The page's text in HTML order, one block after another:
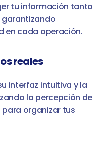
tu información tanto
en cada operación.
reales
interfaz intuitiva y la
la percepción de
organizar tus